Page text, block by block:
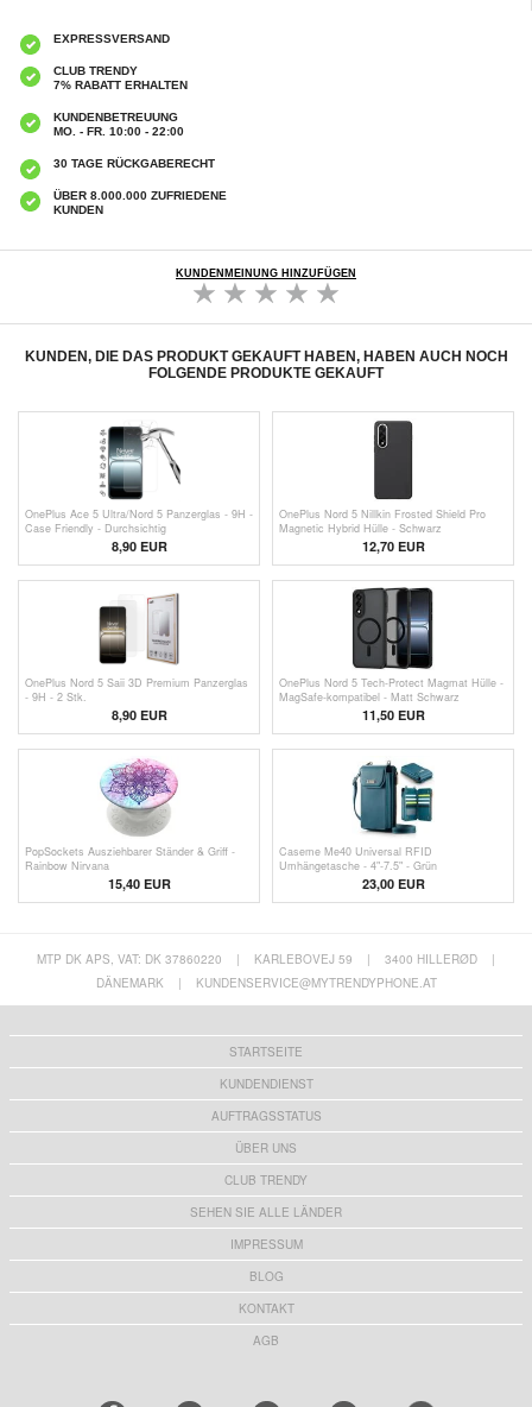
EXPRESSVERSAND
CLUB TRENDY
7% RABATT ERHALTEN
KUNDENBETREUUNG
MO. - FR. 10:00 - 22:00
30 TAGE RÜCKGABERECHT
ÜBER 8.000.000 ZUFRIEDENE
KUNDEN
KUNDENMEINUNG HINZUFÜGEN
KUNDEN, DIE DAS PRODUKT GEKAUFT HABEN, HABEN AUCH NOCH
FOLGENDE PRODUKTE GEKAUFT
OnePlus Ace 5 Ultra/Nord 5 Panzerglas - 9H -
Case Friendly - Durchsichtig
8,90 EUR
OnePlus Nord 5 Nillkin Frosted Shield Pro
Magnetic Hybrid Hülle - Schwarz
12,70 EUR
OnePlus Nord 5 Saii 3D Premium Panzerglas
- 9H - 2 Stk.
8,90 EUR
OnePlus Nord 5 Tech-Protect Magmat Hülle -
MagSafe-kompatibel - Matt Schwarz
11,50 EUR
PopSockets Ausziehbarer Ständer & Griff -
Rainbow Nirvana
15,40 EUR
Caseme Me40 Universal RFID
Umhängetasche - 4"-7.5" - Grün
23,00 EUR
MTP DK APS, VAT: DK 37860220 | KARLEBOVEJ 59 | 3400 HILLERØD
|
DÄNEMARK
| KUNDENSERVICE@MYTRENDYPHONE.AT
STARTSEITE
KUNDENDIENST
AUFTRAGSSTATUS
ÜBER UNS
CLUB TRENDY
SEHEN SIE ALLE LÄNDER
IMPRESSUM
BLOG
KONTAKT
AGB